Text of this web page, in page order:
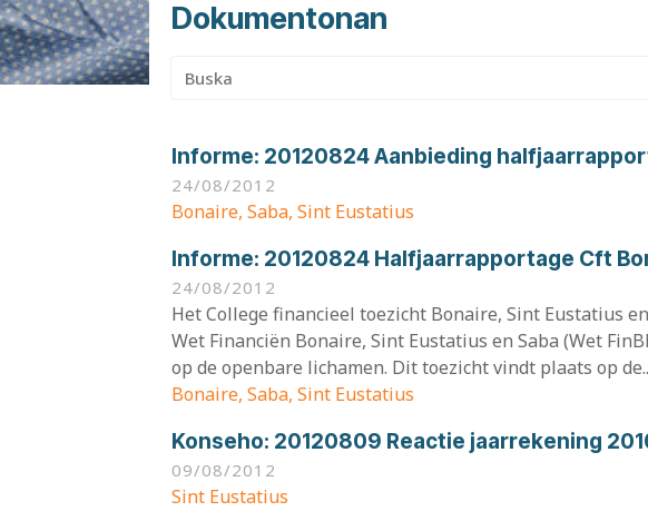
Dokumentonan
Buska:
Informe: 20120824 Aanbieding
24/08/2012
Bonaire, Saba, Sint Eustatius
Informe: 20120824 Halfjaarrapportage Cft
24/08/2012
Het College financieel toezicht Bonaire, Sint Eustatius
Wet Financiën Bonaire, Sint Eustatius en Saba (Wet
op de openbare lichamen. Dit toezicht vindt plaats op
Bonaire, Saba, Sint Eustatius
Konseho: 20120809 Reactie jaarrekening
09/08/2012
Sint Eustatius